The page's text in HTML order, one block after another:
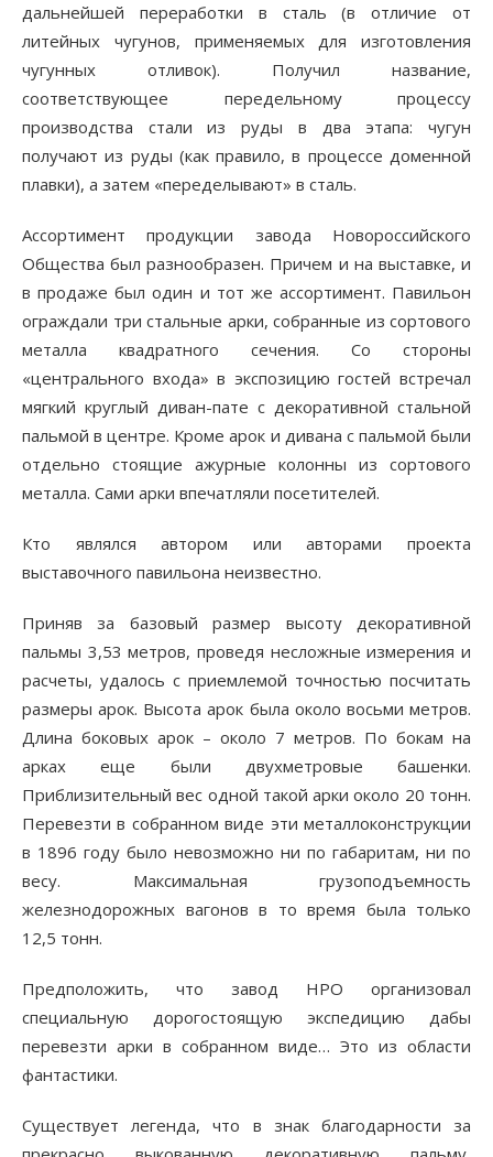
дальнейшей переработки в сталь (в отличие от
литейных чугунов, применяемых для изготовления
чугунных отливок). Получил название,
соответствующее передельному процессу
производства стали из руды в два этапа: чугун
получают из руды (как правило, в процессе доменной
плавки), а затем «переделывают» в сталь.
Ассортимент продукции завода Новороссийского
Общества был разнообразен. Причем и на выставке, и
в продаже был один и тот же ассортимент. Павильон
ограждали три стальные арки, собранные из сортового
металла квадратного сечения. Со стороны
«центрального входа» в экспозицию гостей встречал
мягкий круглый диван-пате с декоративной стальной
пальмой в центре. Кроме арок и дивана с пальмой были
отдельно стоящие ажурные колонны из сортового
металла. Сами арки впечатляли посетителей.
Кто являлся автором или авторами проекта
выставочного павильона неизвестно.
Приняв за базовый размер высоту декоративной
пальмы 3,53 метров, проведя несложные измерения и
расчеты, удалось с приемлемой точностью посчитать
размеры арок. Высота арок была около восьми метров.
Длина боковых арок – около 7 метров. По бокам на
арках еще были двухметровые башенки.
Приблизительный вес одной такой арки около 20 тонн.
Перевезти в собранном виде эти металлоконструкции
в 1896 году было невозможно ни по габаритам, ни по
весу. Максимальная грузоподъемность
железнодорожных вагонов в то время была только
12,5 тонн.
Предположить, что завод НРО организовал
специальную дорогостоящую экспедицию дабы
перевезти арки в собранном виде… Это из области
фантастики.
Существует легенда, что в знак благодарности за